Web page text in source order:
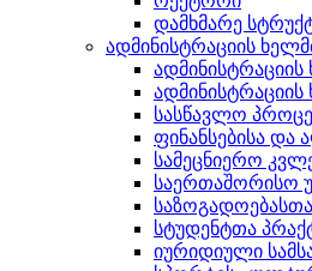
დამხმარე
ადმინისტრაციის
სასწავლო
ფინანსებისა და
სამეცნიერო
საერთაშორისო
სტუდენტთა
იურიდიული